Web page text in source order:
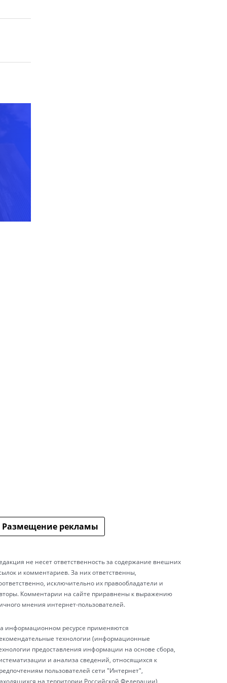
Размещение рекламы
не несет ответственность за содержание внешних
и комментариев. За них ответственны,
исключительно их правообладатели и
Комментарии на сайте приравнены к выражению
мнения интернет-пользователей.
информационном ресурсе применяются
технологии (информационные
предоставления информации на основе сбора,
и анализа сведений, относящихся к
пользователей сети "Интернет",
на территории Российской Федерации)